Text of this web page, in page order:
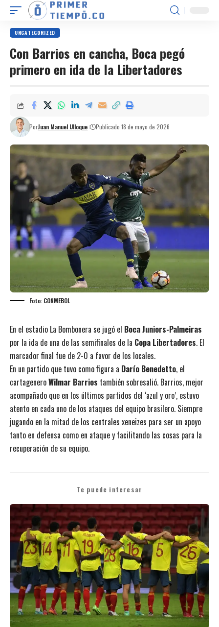
UNCATEGORIZED
Con Barrios en cancha, Boca pegó
primero en ida de la Libertadores
PorJuan Manuel Ulloque Publicado 18 de mayo de 2026
Foto: CONMEBOL
En el estadio La Bombonera se jugó el Boca Juniors-Palmeiras
por la ida de una de las semifinales de la Copa Libertadores. El
marcador final fue de 2-0 a favor de los locales.
En un partido que tuvo como figura a Darío Benedetto, el
cartageneroWilmar Barrios también sobresalió. Barrios, mejor
acompañado que en los últimos partidos del ‘azul y oro’, estuvo
atento en cada uno de los ataques del equipo brasilero. Siempre
jugando en la mitad de los centrales xeneizes para ser un apoyo
tanto en defensa como en ataque y facilitando las cosas para la
recuperación de su equipo.
Te puede interesar